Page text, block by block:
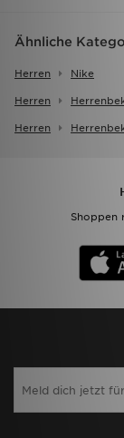
Ähnliche
Herren Nike
Herren
Herren
Shoppen